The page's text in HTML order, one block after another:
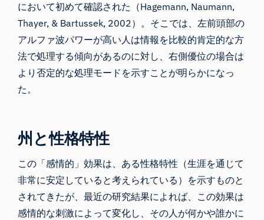
において初めて確認された（Hagemann, Naumann,
Thayer, & Bartussek, 2002）。そこでは、左前頭部の
アルファ波パワーが高い人は情報を比較的肯定的な方
法で処理する傾向があるのに対し、右側優位の場合は
より否定的な処理モードを示すことが明らかになっ
た。
州と性格特性
この「感情的」効果は、ある性格特性（生涯を通じて
非常に安定していると考えられている）を示すものと
されてきたが、最近の研究結果によれば、この効果は
感情的な刺激によって変化し、その人が何かや誰かに